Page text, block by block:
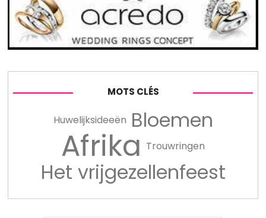
MOTS CLÉS
Huwelijksideeën Bloemen
Afrika Trouwringen
Het vrijgezellenfeest